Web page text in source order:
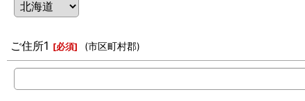
ご住所1 [必須] (市区町村郡)